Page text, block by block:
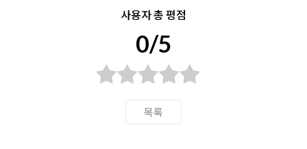
사용자 총 평점
0/5
목록